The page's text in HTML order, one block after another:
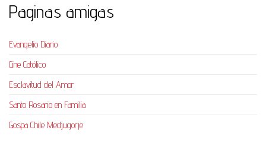
Paginas amigas
Evangelio Diario
Cine Católico
Esclavitud del Amor
Santo Rosario en Familia
Gospa Chile Medjugorje